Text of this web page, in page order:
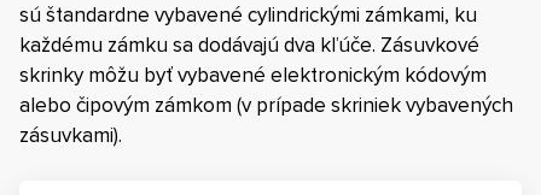
sú štandardne vybavené cylindrickými zámkami, ku
každému zámku sa dodávajú dva kľúče. Zásuvkové
skrinky môžu byť vybavené elektronickým kódovým
alebo čipovým zámkom (v prípade skriniek vybavených
zásuvkami).